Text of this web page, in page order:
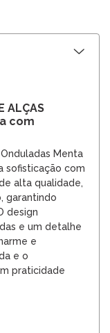
ALÇAS
com
Menta
sofisticação com
alta qualidade,
garantindo
design
e um detalhe
e
e o
praticidade